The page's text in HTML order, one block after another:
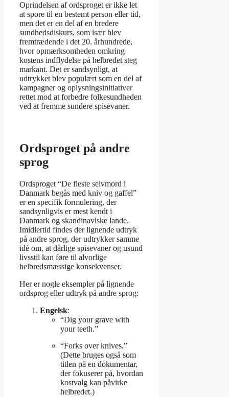
Oprindelsen af ordsproget er ikke let
at spore til en bestemt person eller tid,
men det er en del af en bredere
sundhedsdiskurs, som især blev
fremtrædende i det 20. århundrede,
hvor opmærksomheden omkring
kostens indflydelse på helbredet steg
markant. Det er sandsynligt, at
udtrykket blev populært som en del af
kampagner og oplysningsinitiativer
rettet mod at forbedre folkesundheden
ved at fremme sundere spisevaner.
Ordsproget på andre
sprog
Ordsproget “De fleste selvmord i
Danmark begås med kniv og gaffel”
er en specifik formulering, der
sandsynligvis er mest kendt i
Danmark og skandinaviske lande.
Imidlertid findes der lignende udtryk
på andre sprog, der udtrykker samme
idé om, at dårlige spisevaner og usund
livsstil kan føre til alvorlige
helbredsmæssige konsekvenser.
Her er nogle eksempler på lignende
ordsprog eller udtryk på andre sprog:
Engelsk:
“Dig your grave with
your teeth.”
“Forks over knives.”
(Dette bruges også som
titlen på en dokumentar,
der fokuserer på, hvordan
kostvalg kan påvirke
helbredet.)